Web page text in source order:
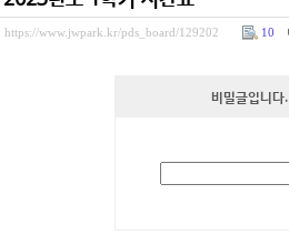
https://www.jwpark.kr/pds_board/129202 10
비밀글입니다.